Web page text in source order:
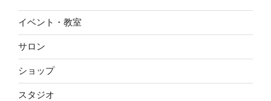
イベント・教室
サロン
ショップ
スタジオ